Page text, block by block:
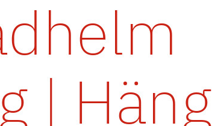
| Häng